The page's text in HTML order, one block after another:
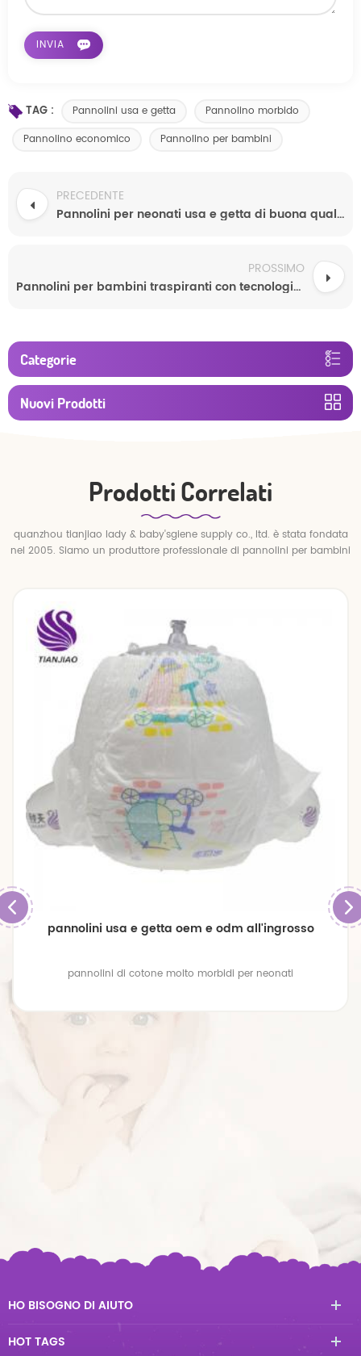
TAG : Pannolini usa e getta
Pannolino morbido
Pannolino economico
Pannolino per bambini
PRECEDENTE
Pannolini per neonati usa e getta di buona qualità, super morbidi e colorati, più venduti e in saldo.
PROSSIMO
Pannolini per bambini traspiranti con tecnologia Quick Dry, strati assorbenti ultra morbidi per neonati e bambini piccoli
Categorie
Nuovi Prodotti
Prodotti Correlati
quanzhou tianjiao lady & baby'sgiene supply co., ltd. è stata fondata
nel 2005. Siamo un produttore professionale di pannolini per bambini
pannolini usa e getta oem e odm all'ingrosso
pannolini di cotone molto morbidi per neonati
HO BISOGNO DI AIUTO
HOT TAGS